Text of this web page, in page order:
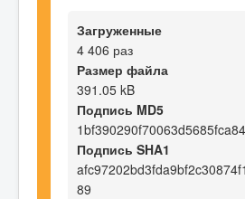
Загруженные
4 406 раз
Размер файла
391.05 kB
Подпись MD5
Подпись SHA1
89